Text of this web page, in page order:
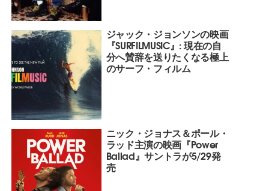
ジャック・ジョンソンの映画
『SURFILMUSIC』: 現在の自
分へ賛辞を送りたくなる極上
のサーフ・フィルム
ニック・ジョナス＆ポール・
ラッド主演の映画『Power
Ballad』サントラが5/29発
売